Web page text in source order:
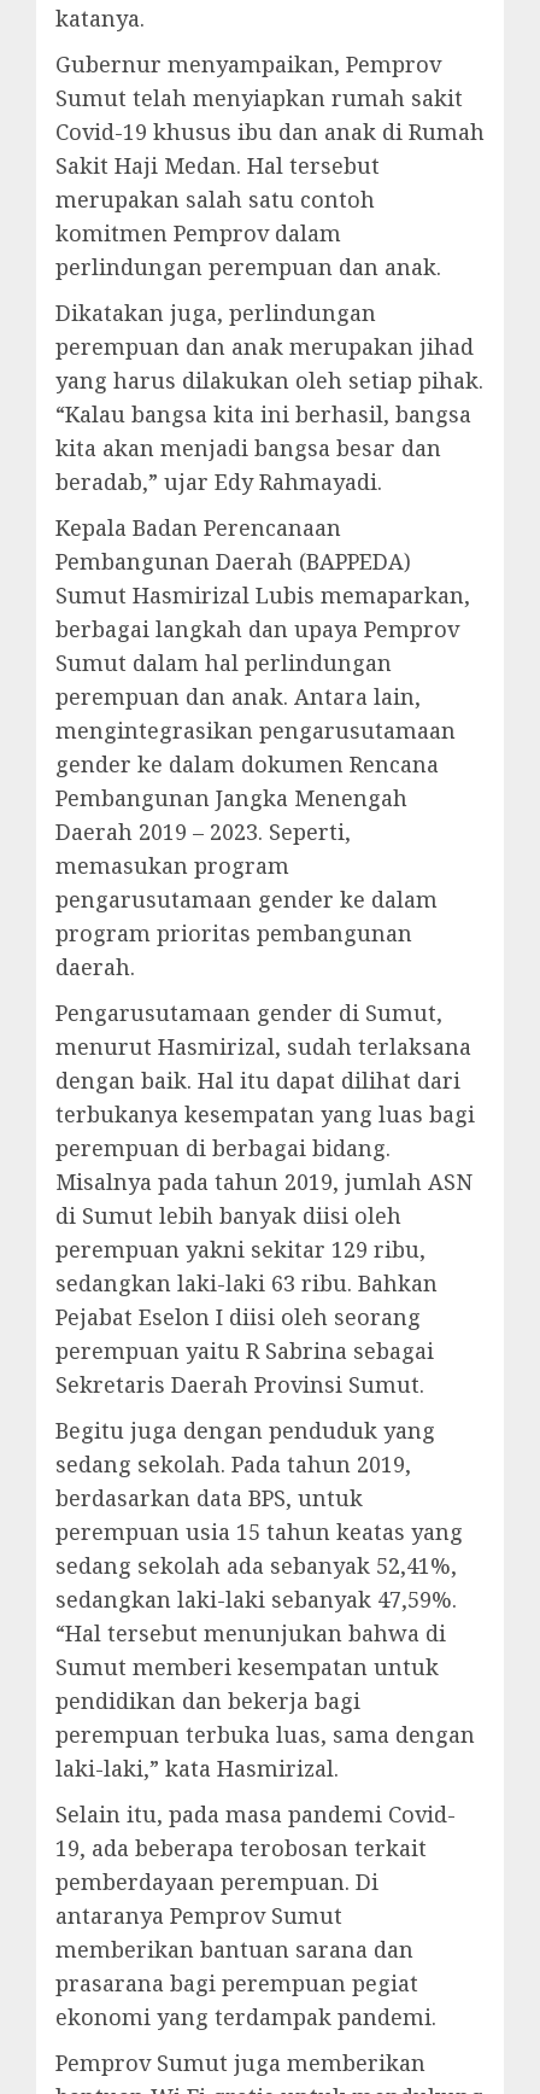
katanya.
Gubernur menyampaikan, Pemprov
Sumut telah menyiapkan rumah sakit
Covid-19 khusus ibu dan anak di Rumah
Sakit Haji Medan. Hal tersebut
merupakan salah satu contoh
komitmen Pemprov dalam
perlindungan perempuan dan anak.
Dikatakan juga, perlindungan
perempuan dan anak merupakan jihad
yang harus dilakukan oleh setiap pihak.
“Kalau bangsa kita ini berhasil, bangsa
kita akan menjadi bangsa besar dan
beradab,” ujar Edy Rahmayadi.
Kepala Badan Perencanaan
Pembangunan Daerah (BAPPEDA)
Sumut Hasmirizal Lubis memaparkan,
berbagai langkah dan upaya Pemprov
Sumut dalam hal perlindungan
perempuan dan anak. Antara lain,
mengintegrasikan pengarusutamaan
gender ke dalam dokumen Rencana
Pembangunan Jangka Menengah
Daerah 2019 – 2023. Seperti,
memasukan program
pengarusutamaan gender ke dalam
program prioritas pembangunan
daerah.
Pengarusutamaan gender di Sumut,
menurut Hasmirizal, sudah terlaksana
dengan baik. Hal itu dapat dilihat dari
terbukanya kesempatan yang luas bagi
perempuan di berbagai bidang.
Misalnya pada tahun 2019, jumlah ASN
di Sumut lebih banyak diisi oleh
perempuan yakni sekitar 129 ribu,
sedangkan laki-laki 63 ribu. Bahkan
Pejabat Eselon I diisi oleh seorang
perempuan yaitu R Sabrina sebagai
Sekretaris Daerah Provinsi Sumut.
Begitu juga dengan penduduk yang
sedang sekolah. Pada tahun 2019,
berdasarkan data BPS, untuk
perempuan usia 15 tahun keatas yang
sedang sekolah ada sebanyak 52,41%,
sedangkan laki-laki sebanyak 47,59%.
“Hal tersebut menunjukan bahwa di
Sumut memberi kesempatan untuk
pendidikan dan bekerja bagi
perempuan terbuka luas, sama dengan
laki-laki,” kata Hasmirizal.
Selain itu, pada masa pandemi Covid-
19, ada beberapa terobosan terkait
pemberdayaan perempuan. Di
antaranya Pemprov Sumut
memberikan bantuan sarana dan
prasarana bagi perempuan pegiat
ekonomi yang terdampak pandemi.
Pemprov Sumut juga memberikan